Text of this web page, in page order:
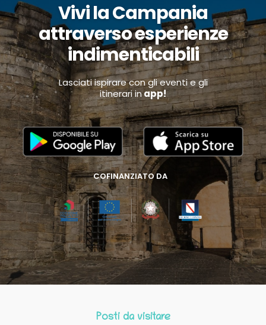
Vivi la Campania
attraverso esperienze
indimenticabili
Lasciati ispirare con gli eventi e gli
itinerari inapp!
COFINANZIATO DA
Posti da visitare